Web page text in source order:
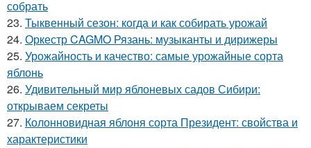
собрать
23. Тыквенный сезон: когда и как собирать урожай
24. Оркестр CAGMO Рязань: музыканты и дирижеры
25. Урожайность и качество: самые урожайные сорта
яблонь
26. Удивительный мир яблоневых садов Сибири:
открываем секреты
27. Колонновидная яблоня сорта Президент: свойства и
характеристики